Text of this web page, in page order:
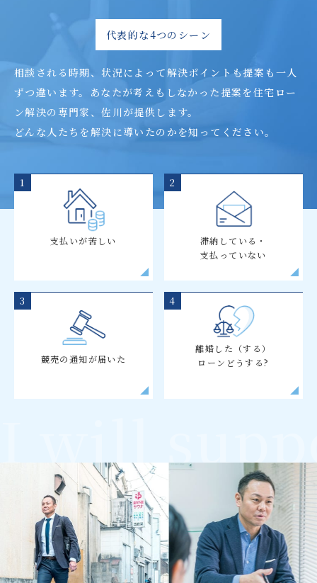
代表的な4つのシーン
相談される時期、状況によって解決ポイントも提案も一人
ずつ違います。
あなたが考えもしなかった提案を住宅ロー
ン解決の専門家、佐川が提供します。
どんな人たちを解決に導いたのかを知ってください。
1
支払いが苦しい
2
滞納している・
支払っていない
3
競売の通知が届いた
4
離婚した（する）
ローンどうする?
I will